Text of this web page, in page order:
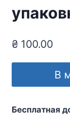
₴ 100.00
В
Бесплатная